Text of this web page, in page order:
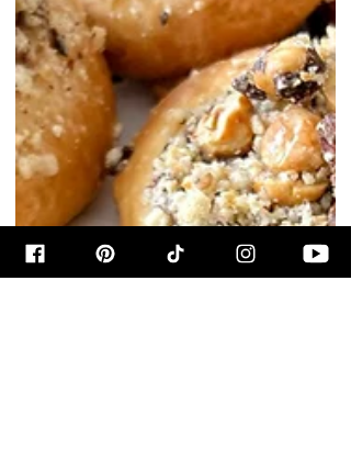
הגעתם למקום הנכון! המתכון הזה הוא פשוט
מושלם לכל מי שצריך...